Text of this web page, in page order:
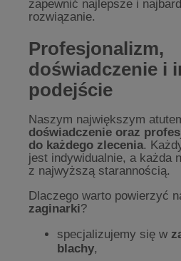
zapewnić najlepsze i
rozwiązanie.
Profesjonalizm,
doświadczenie i
podejście
Naszym największym
doświadczenie oraz
do każdego zlecenia.
jest indywidualnie, a każda
z najwyższą starannością.
Dlaczego warto powierzyć
zaginarki?
specjalizujemy się w
blachy,